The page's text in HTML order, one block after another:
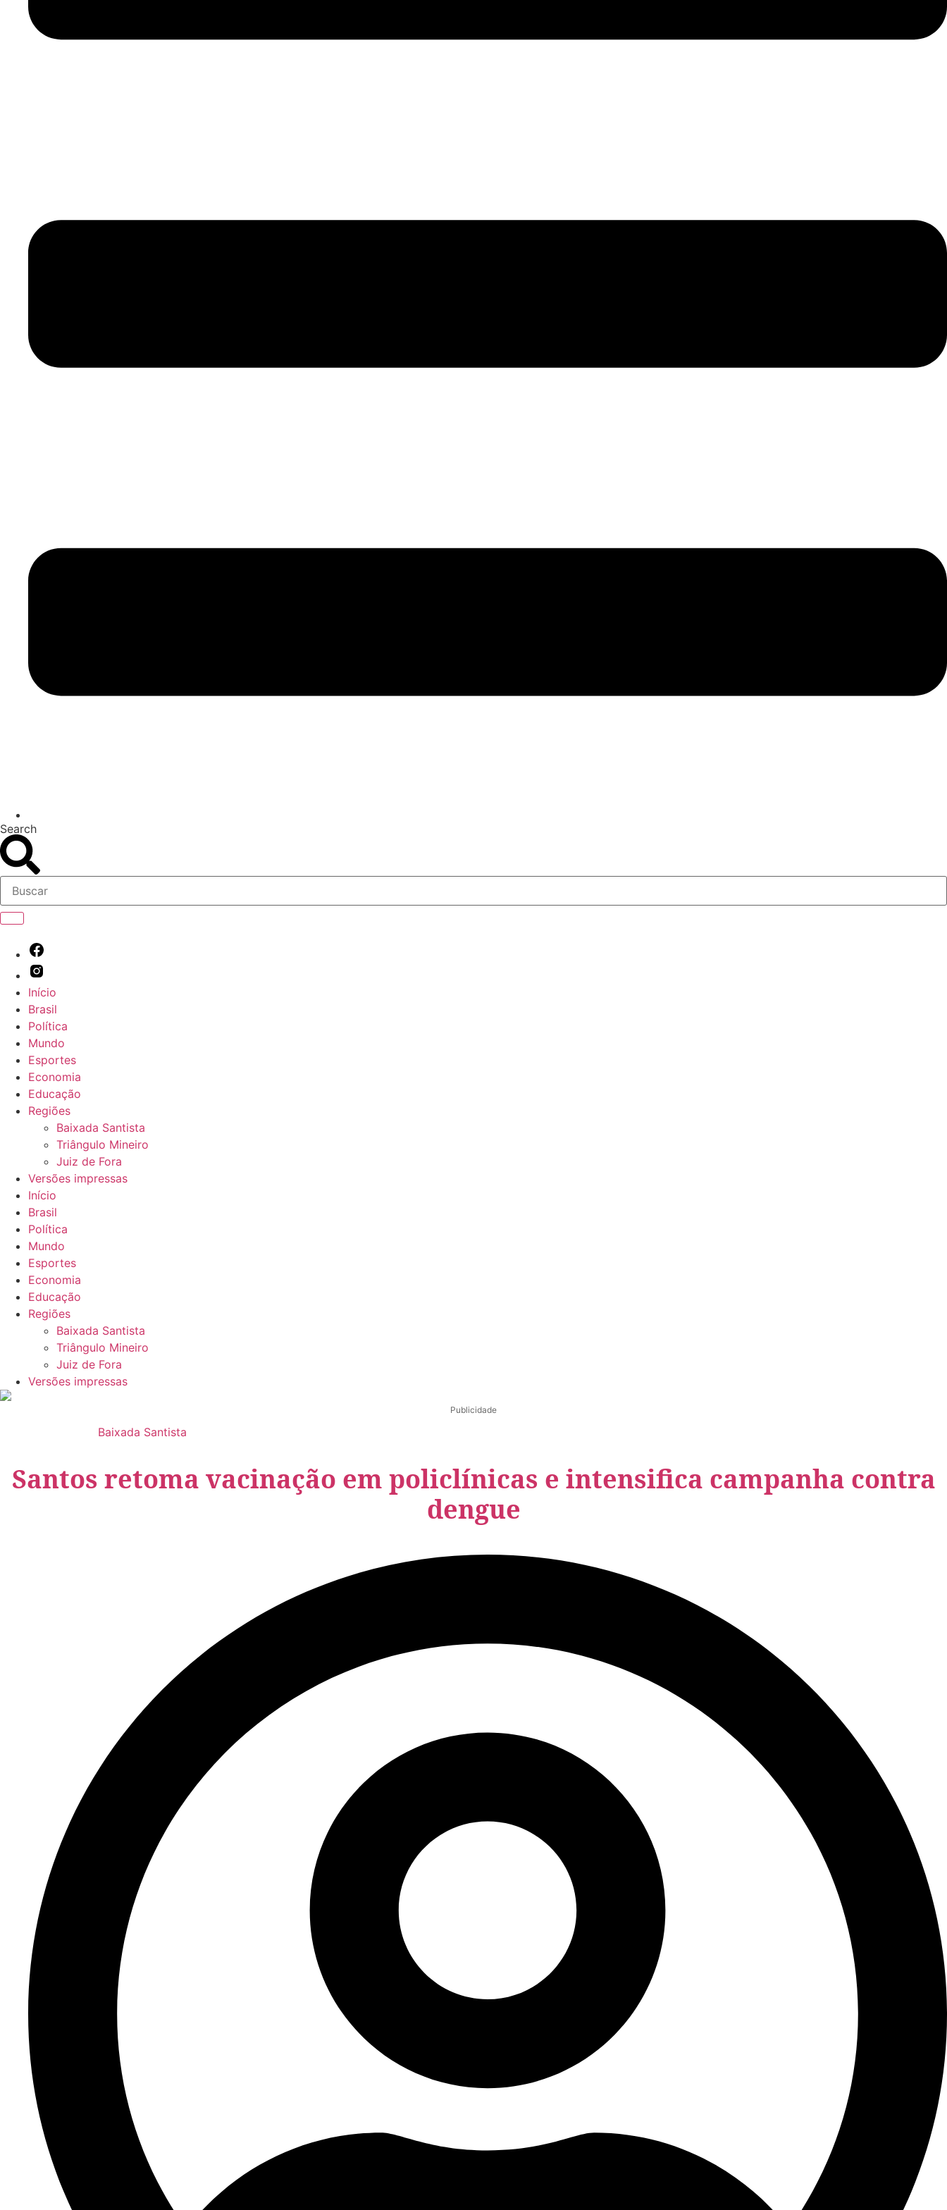
Search
Início
Brasil
Política
Mundo
Esportes
Economia
Educação
Regiões
Baixada Santista
Triângulo Mineiro
Juiz de Fora
Versões impressas
Início
Brasil
Política
Mundo
Esportes
Economia
Educação
Regiões
Baixada Santista
Triângulo Mineiro
Juiz de Fora
Versões impressas
Publicidade
Baixada Santista
Santos retoma vacinação em policlínicas e intensifica campanha contra
dengue